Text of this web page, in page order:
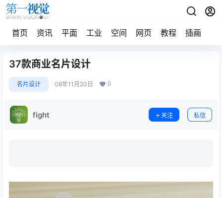
首页 资讯 平面 工业 空间 网页 教程 插画
37款商业名片设计
名片设计 08年11月20日 0
fight 关注 私信